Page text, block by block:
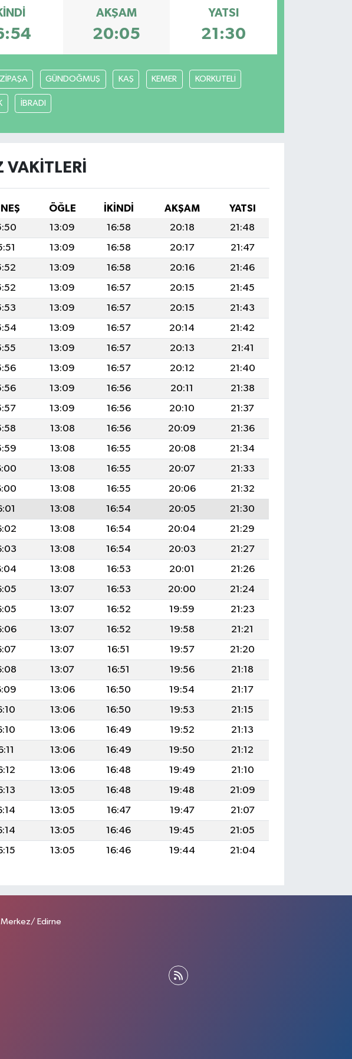
AKŞAM
20:05
YATSI
21:30
GÜNDOĞMUŞ KAŞ KEMER KORKUTELİ
İBRADI
ÖĞLE İKINDI AKŞAM
YATSI
13:09 16:58 20:18
21:48
13:09 16:58 20:17
21:47
13:09 16:58 20:16
21:46
13:09 16:57 20:15
21:45
13:09 16:57 20:15
21:43
13:09 16:57 20:14
21:42
13:09 16:57 20:13
21:41
13:09 16:57 20:12
21:40
13:09 16:56 20:11
21:38
13:09 16:56 20:10
21:37
13:08 16:56 20:09
21:36
13:08 16:55 20:08
21:34
13:08 16:55 20:07
21:33
13:08 16:55 20:06
21:32
13:08 16:54 20:05
21:30
13:08 16:54 20:04
21:29
13:08 16:54 20:03
21:27
13:08 16:53 20:01
21:26
13:07 16:53 20:00
21:24
13:07 16:52 19:59
21:23
13:07 16:52 19:58
21:21
13:07 16:51 19:57
21:20
13:07 16:51 19:56
21:18
13:06 16:50 19:54
21:17
13:06 16:50 19:53
21:15
13:06 16:49 19:52
21:13
13:06 16:49 19:50
21:12
13:06 16:48 19:49
21:10
13:05 16:48 19:48
21:09
13:05 16:47 19:47
21:07
13:05 16:46 19:45
21:05
13:05 16:46 19:44 21:04
Merkez/ Edirne